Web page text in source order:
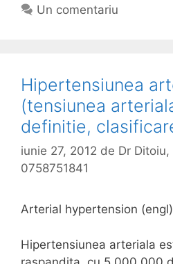
e
n
s
u
i
r
g
i
c
e
Un comentariu
Hipertensiunea
(tensiunea
definitie,
iunie 27, 2012 de Dr
0758751841
Arterial hypertension (engl)
Hipertensiunea arteriala